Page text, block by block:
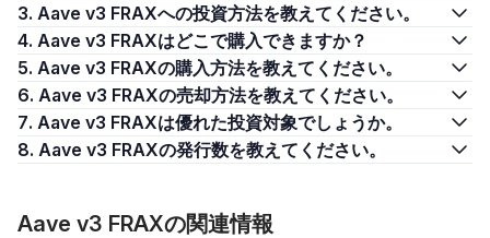
3. Aave v3 FRAXへの投資方法を教えてください。
4. Aave v3 FRAXはどこで購入できますか？
5. Aave v3 FRAXの購入方法を教えてください。
6. Aave v3 FRAXの売却方法を教えてください。
7. Aave v3 FRAXは優れた投資対象でしょうか。
8. Aave v3 FRAXの発行数を教えてください。
Aave v3 FRAXの関連情報